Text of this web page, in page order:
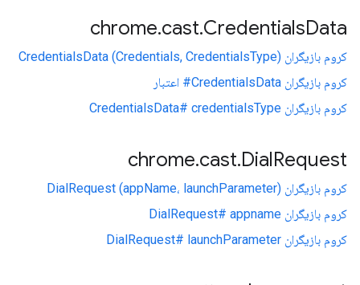
chrome.cast.CredentialsData
کروم بازیگران CredentialsData (Credentials, CredentialsType)
کروم بازیگران CredentialsData# اعتبار
کروم بازیگران CredentialsData# credentialsType
chrome.cast.DialRequest
کروم بازیگران DialRequest (appName، launchParameter)
کروم بازیگران DialRequest# appname
کروم بازیگران DialRequest# launchParameter